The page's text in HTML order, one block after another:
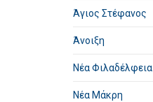
Άγιος Στέφανος
Άνοιξη
Νέα Φιλαδέλφεια
Νέα Μάκρη